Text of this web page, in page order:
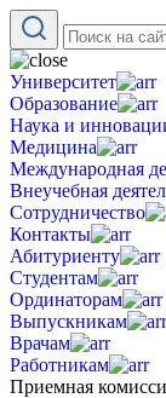
Университет
Образование
Наука и
Медицина
Международная
Внеучебная
Сотрудничество
Контакты
Абитуриенту
Студентам
Ординаторам
Выпускникам
Врачам
Работникам
Приемная